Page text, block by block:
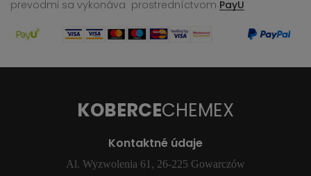
prevodmi sa vykonáva prostredníctvom PayU
KOBERCECHEMEX
Kontaktné údaje
Al. Wyzwolenia 61, 26-225 Gowarczów